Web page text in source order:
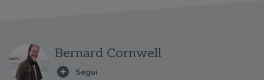
Bernard Cornwell